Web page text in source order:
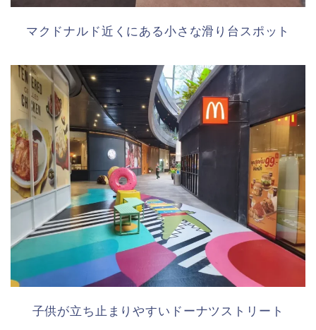
マクドナルド近くにある小さな滑り台スポット
子供が立ち止まりやすいドーナツストリート